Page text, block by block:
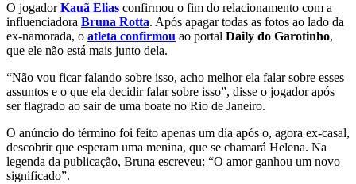
O jogadorKauã Elias confirmou o fim do relacionamento com a
influenciadora Bruna Rotta. Após apagar todas as fotos ao lado da
ex-namorada, o atleta confirmou ao portal Daily do Garotinho,
que ele não está mais junto dela.
“Não vou ficar falando sobre isso, acho melhor ela falar sobre esses
assuntos e o que ela decidir falar sobre isso”, disse o jogador após
ser flagrado ao sair de uma boate no Rio de Janeiro.
O anúncio do término foi feito apenas um dia após o, agora ex-casal,
descobrir que esperam uma menina, que se chamará Helena. Na
legenda da publicação, Bruna escreveu: “O amor ganhou um novo
significado”.